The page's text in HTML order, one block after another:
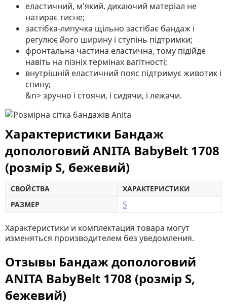
еластичний, м'який, дихаючий матеріал не
натирає тисне;
застібка-липучка щільно застібає бандаж і
регулює його ширину і ступінь підтримки;
фронтальна частина еластична, тому підійде
навіть на пізніх термінах вагітності;
внутрішній еластичний пояс підтримує животик і
спину;
&n> зручно і стоячи, і сидячи, і лежачи.
Характеристики Бандаж
допологовий ANITA BabyBelt 1708
(розмір S, бежевий)
СВОЙСТВА
ХАРАКТЕРИСТИКИ
РАЗМЕР
S
Характеристики и комплектация товара могут
изменяться производителем без уведомления.
Отзывы Бандаж допологовий
ANITA BabyBelt 1708 (розмір S,
бежевий)